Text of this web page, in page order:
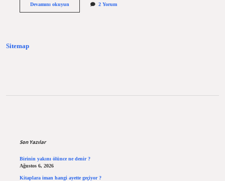
Devamını okuyunKitap
2 Yorum
Sitemap
Son Yazılar
Birinin yakını ölünce ne denir ?
Ağustos 6, 2026
Kitaplara iman hangi ayette geçiyor ?